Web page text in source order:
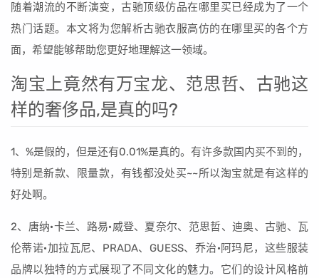
随着潮流的不断演变，古驰顶级仿品在哪里买已经成为了一个
热门话题。本文将为您解析古驰衣服高仿的在哪里买的各个方
面，希望能够帮助您更好地理解这一领域。
淘宝上竟然有万宝龙、范思哲、古驰这
样的奢侈品,是真的吗?
1、%是假的，但是还有0.01%是真的。有许多款国内买不到的，
特别是新款、限量款，有钱都没处买~~所以淘宝就是有这样的
好处啊。
2、唐纳·卡兰、路易·威登、夏奈尔、范思哲、迪奥、古驰、瓦
伦蒂诺·加拉瓦尼、PRADA、GUESS、乔治·阿玛尼，这些服装
品牌以独特的方式展现了不同文化的魅力。它们的设计风格前